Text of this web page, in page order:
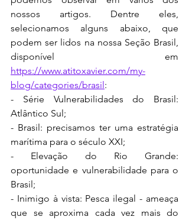
nossos artigos. Dentre eles,
selecionamos alguns abaixo, que
podem ser lidos na nossa Seção Brasil,
https://www.atitoxavier.com/my-
blog/categories/brasil:
- Série Vulnerabilidades do Brasil:
Atlântico Sul;
- Brasil: precisamos ter uma estratégia
marítima para o século XXI;
- Elevação do Rio Grande:
oportunidade e vulnerabilidade para o
Brasil;
- Inimigo à vista: Pesca ilegal - ameaça
que se aproxima cada vez mais do